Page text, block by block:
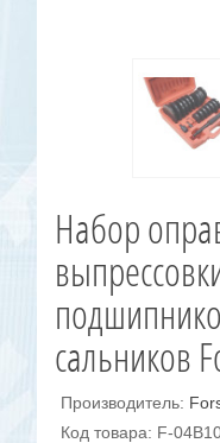
Набор
сальников
Производитель:
Код товара: F-